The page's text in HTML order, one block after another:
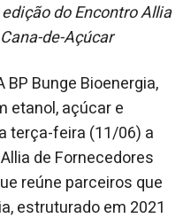
do Encontro Allia
de-Açúcar
BP Bunge Bioenergia,
etanol, açúcar e
terça-feira (11/06) a
de Fornecedores
reúne parceiros que
estruturado em 2021